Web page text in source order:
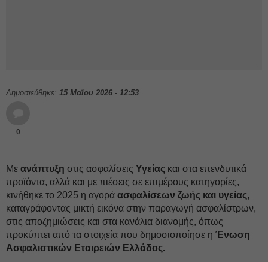
Δημοσιεύθηκε: 15 Μαΐου 2026 - 12:53
0
Με ανάπτυξη στις ασφαλίσεις Υγείας και στα επενδυτικά
προϊόντα, αλλά και με πιέσεις σε επιμέρους κατηγορίες,
κινήθηκε το 2025 η αγορά ασφαλίσεων ζωής και υγείας,
καταγράφοντας μικτή εικόνα στην παραγωγή ασφαλίστρων,
στις αποζημιώσεις και στα κανάλια διανομής, όπως
προκύπτει από τα στοιχεία που δημοσιοποίησε η Ένωση
Ασφαλιστικών Εταιρειών Ελλάδος.